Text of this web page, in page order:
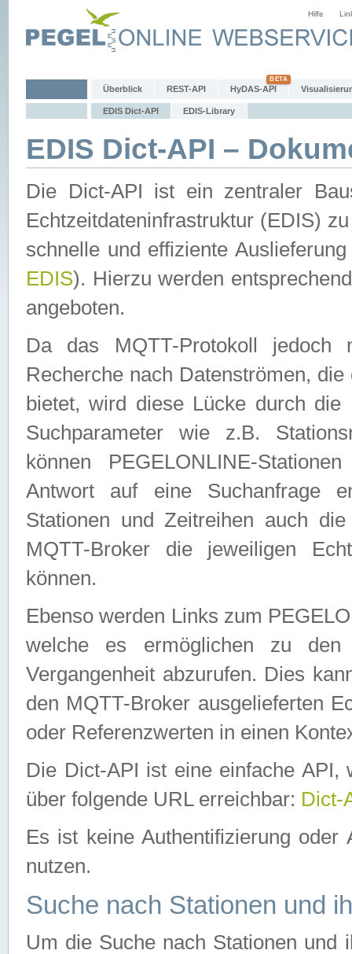
Hilfe
Überblick REST-API HyDAS-API
EDIS Dict-API EDIS-Library
EDIS Dict-API –
Die Dict-API ist ein zentraler
Echtzeitdateninfrastruktur (EDIS)
schnelle und effiziente
EDIS). Hierzu werden
angeboten.
Da das MQTT-Protokoll jedoch
Recherche nach Datenströmen,
bietet, wird diese Lücke durch die
Suchparameter wie z.B.
können PEGELONLINE-
Antwort auf eine Suchanfrage
Stationen und Zeitreihen auch
MQTT-Broker die jeweiligen
können.
Ebenso werden Links zum
welche es ermöglichen zu den
Vergangenheit abzurufen. Dies
den MQTT-Broker ausgelieferten
oder Referenzwerten in einen
Die Dict-API ist eine einfache API,
über folgende URL erreichbar: Dict-
Es ist keine Authentifizierung
nutzen.
Suche nach Stationen und
Um die Suche nach Stationen und